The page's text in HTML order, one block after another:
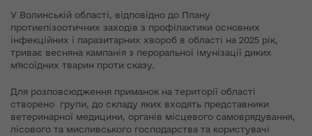
У Волинській області, відповідно до Плану
протиепізоотичних заходів з профілактики основних
інфекційних і паразитарних хвороб в області на 2025 рік,
триває весняна кампанія з пероральної імунізації диких
м'ясоїдних тварин проти сказу.
Для розповсюдження приманок на території області
створено групи, до складу яких входять представники
ветеринарної медицини, органів місцевого самоврядування,
лісового та мисливського господарства та користувачі